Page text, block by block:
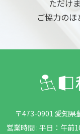
ただけ
ご協力のほ
〒473-0901 愛知県
営業時間 : 平日：午